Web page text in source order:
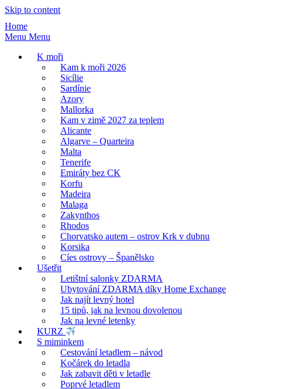
Skip to content
Home
Menu Menu
K moři
Kam k moři 2026
Sicílie
Sardínie
Azory
Mallorka
Kam v zimě 2027 za teplem
Alicante
Algarve – Quarteira
Malta
Tenerife
Emiráty bez CK
Korfu
Madeira
Malaga
Zakynthos
Rhodos
Chorvatsko autem – ostrov Krk v dubnu
Korsika
Cíes ostrovy – Španělsko
Ušetřit
Letištní salonky ZDARMA
Ubytování ZDARMA díky Home Exchange
Jak najít levný hotel
15 tipů, jak na levnou dovolenou
Jak na levné letenky
KURZ
S miminkem
Cestování letadlem – návod
Kočárek do letadla
Jak zabavit děti v letadle
Poprvé letadlem